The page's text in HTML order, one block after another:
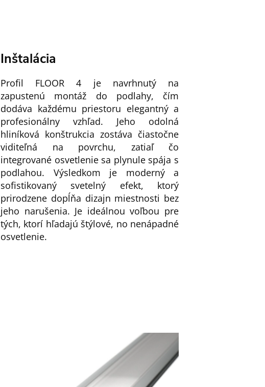
Inštalácia
Profil FLOOR 4 je navrhnutý na
zapustenú montáž do podlahy, čím
dodáva každému priestoru elegantný a
profesionálny vzhľad. Jeho odolná
hliníková konštrukcia zostáva čiastočne
viditeľná na povrchu, zatiaľ čo
integrované osvetlenie sa plynule spája s
podlahou. Výsledkom je moderný a
sofistikovaný svetelný efekt, ktorý
prirodzene dopĺňa dizajn miestnosti bez
jeho narušenia. Je ideálnou voľbou pre
tých, ktorí hľadajú štýlové, no nenápadné
osvetlenie.